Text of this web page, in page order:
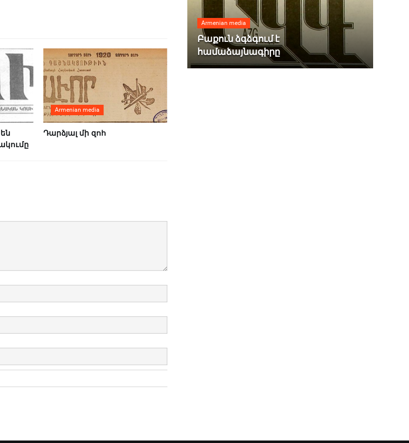
Armenian media
Դարձյալ մի զոհ
Armenian media
Բաքուն ձգձգում է
համաձայնագիրը